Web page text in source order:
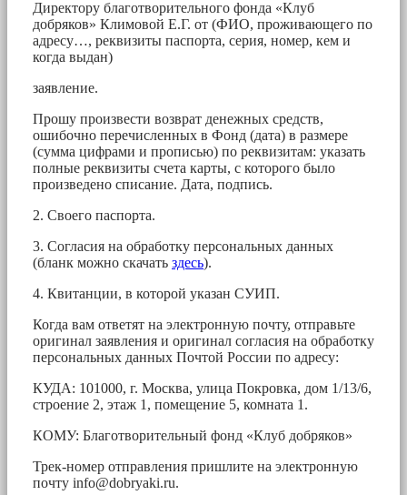
Директору благотворительного фонда «Клуб
добряков» Климовой Е.Г. от (ФИО, проживающего по
адресу…, реквизиты паспорта, серия, номер, кем и
когда выдан)
заявление.
Прошу произвести возврат денежных средств,
ошибочно перечисленных в Фонд (дата) в размере
(сумма цифрами и прописью) по реквизитам: указать
полные реквизиты счета карты, с которого было
произведено списание. Дата, подпись.
2. Своего паспорта.
3. Согласия на обработку персональных данных
(бланк можно скачать здесь).
4. Квитанции, в которой указан СУИП.
Когда вам ответят на электронную почту, отправьте
оригинал заявления и оригинал согласия на обработку
персональных данных Почтой России по адресу:
КУДА: 101000, г. Москва, улица Покровка, дом 1/13/6,
строение 2, этаж 1, помещение 5, комната 1.
КОМУ: Благотворительный фонд «Клуб добряков»
Трек-номер отправления пришлите на электронную
почту info@dobryaki.ru.